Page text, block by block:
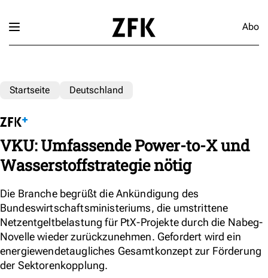
Abo
Startseite Deutschland
VKU: Umfassende Power-to-X und
Wasserstoffstrategie nötig
Die Branche begrüßt die Ankündigung des
Bundeswirtschaftsministeriums, die umstrittene
Netzentgeltbelastung für PtX-Projekte durch die Nabeg-
Novelle wieder zurückzunehmen. Gefordert wird ein
energiewendetaugliches Gesamtkonzept zur Förderung
der Sektorenkopplung.